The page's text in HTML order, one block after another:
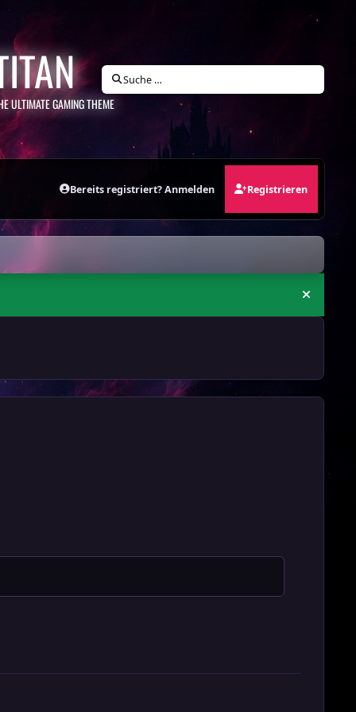
ULTIMATE GAMING THEME
Suche …
Bereits registriert? Anmelden Registrieren